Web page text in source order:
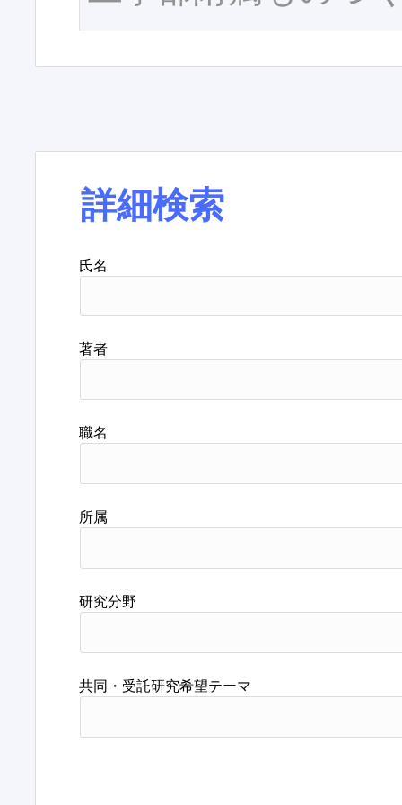
詳細検索
氏名
著者
職名
所属
研究分野
共同・受託研究希望テーマ